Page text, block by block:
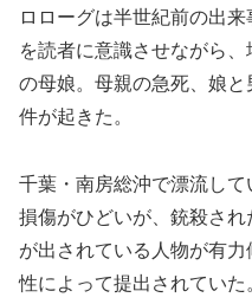
ロローグは半世紀前の出
を読者に意識させながら
の母娘。母親の急死、娘
件が起きた。
千葉・南房総沖で漂流して
損傷がひどいが、銃殺さ
が出されている人物が有
性によって提出されてい